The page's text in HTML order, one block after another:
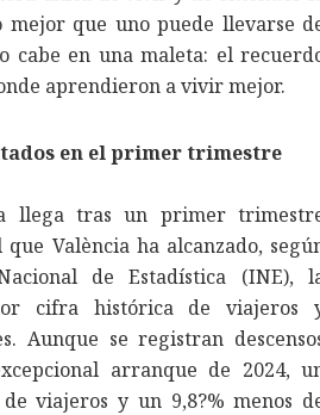
mejor que uno puede llevarse
cabe en una maleta: el
aprendieron a vivir mejor.
en el primer trimestre
llega tras un primer
València ha alcanzado,
de Estadística (INE),
cifra histórica de viajeros
Aunque se registran
arranque de 2024,
de viajeros y un 9,8?% menos